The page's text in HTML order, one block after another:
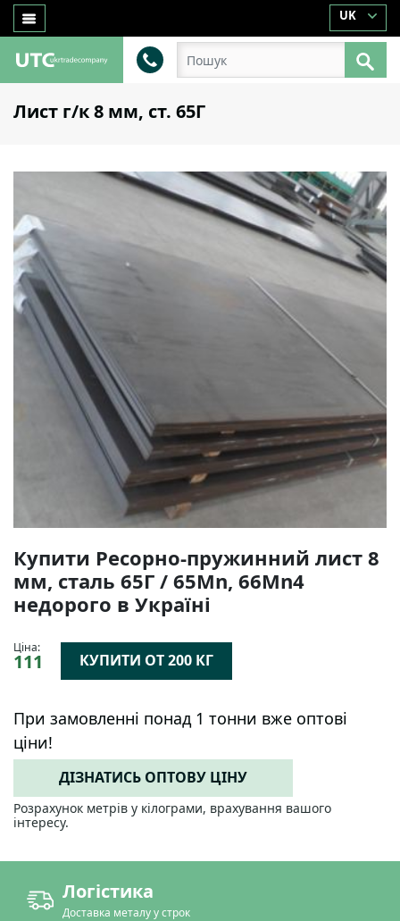
UK
Лист г/к 8 мм, ст. 65Г
Купити Ресорно-пружинний лист 8
мм, сталь 65Г / 65Mn, 66Mn4
недорого в Україні
Ціна:
111 КУПИТИ ОТ 200 КГ
При замовленні понад 1 тонни вже оптові
ціни!
ДІЗНАТИСЬ ОПТОВУ ЦІНУ
Розрахунок метрів у кілограми, врахування вашого
інтересу.
Логістика
Доставка металу у строк